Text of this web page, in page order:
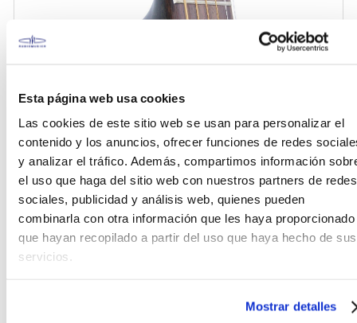
Esta página web usa cookies
Las cookies de este sitio web se usan para personalizar el
contenido y los anuncios, ofrecer funciones de redes
y analizar el tráfico. Además, compartimos información
el uso que haga del sitio web con nuestros partners de redes
sociales, publicidad y análisis web, quienes pueden
combinarla con otra información que les haya proporcionado
que hayan recopilado a partir del uso que haya hecho de sus
servicios.
Mostrar detalles